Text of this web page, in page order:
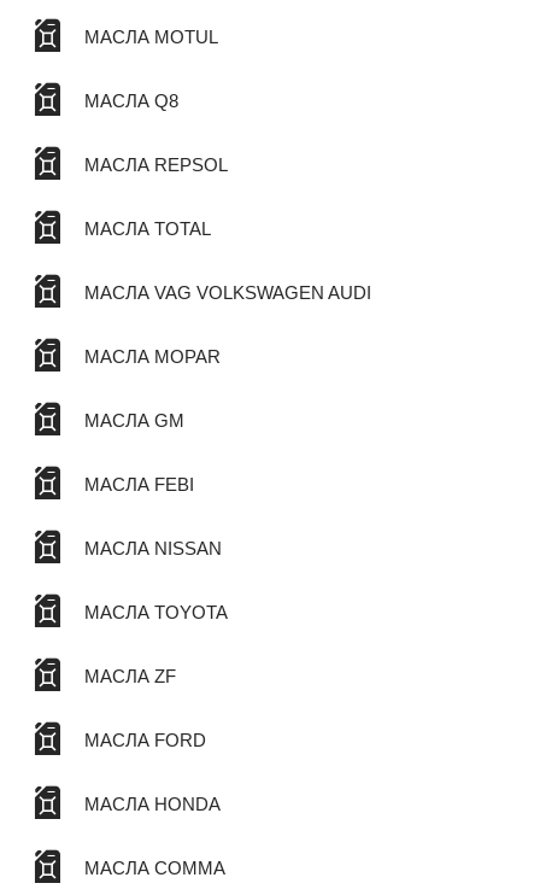
МАСЛА MOTUL
МАСЛА Q8
МАСЛА REPSOL
МАСЛА TOTAL
МАСЛА VAG VOLKSWAGEN AUDI
МАСЛА MOPAR
МАСЛА GM
МАСЛА FEBI
МАСЛА NISSAN
МАСЛА TOYOTA
МАСЛА ZF
МАСЛА FORD
МАСЛА HONDA
МАСЛА COMMA